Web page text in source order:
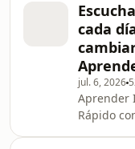
aprender
no es solo
inglés. Es
para
traductor
donde
cada
jul. 6, 2026
Aprender
Rápido